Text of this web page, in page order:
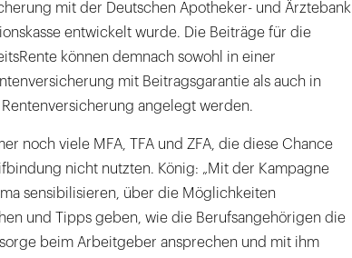
mit der Deutschen Apotheker- und Ärztebank
entwickelt wurde. Die Beiträge für die
können demnach sowohl in einer
mit Beitragsgarantie als auch in
angelegt werden.
noch viele MFA, TFA und ZFA, die diese Chance
nicht nutzten. König: „Mit der Kampagne
sensibilisieren, über die Möglichkeiten
und Tipps geben, wie die Berufsangehörigen die
beim Arbeitgeber ansprechen und mit ihm